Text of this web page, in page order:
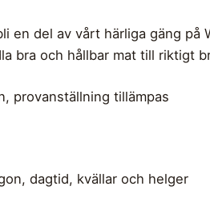
del av vårt härliga gäng på
bra och hållbar mat till riktigt
provanställning tillämpas
dagtid, kvällar och helger